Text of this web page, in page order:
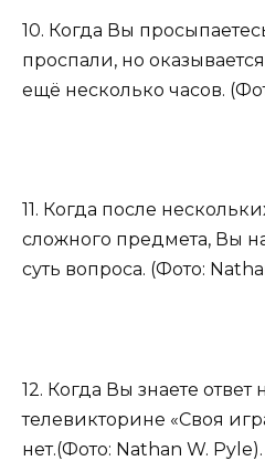
10. Когда Вы
проспали, но
ещё несколько часов.
11. Когда после
сложного предмета, Вы
суть вопроса. (Фото:
12. Когда Вы знаете ответ
телевикторине «Своя
нет.(Фото: Nathan W. Pyle).